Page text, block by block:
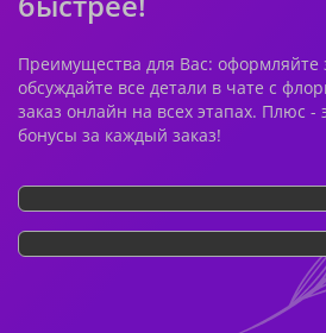
Преимущества для Вас: оформляйте
обсуждайте все детали в чате с
заказ онлайн на всех этапах. Плюс
бонусы за каждый заказ!